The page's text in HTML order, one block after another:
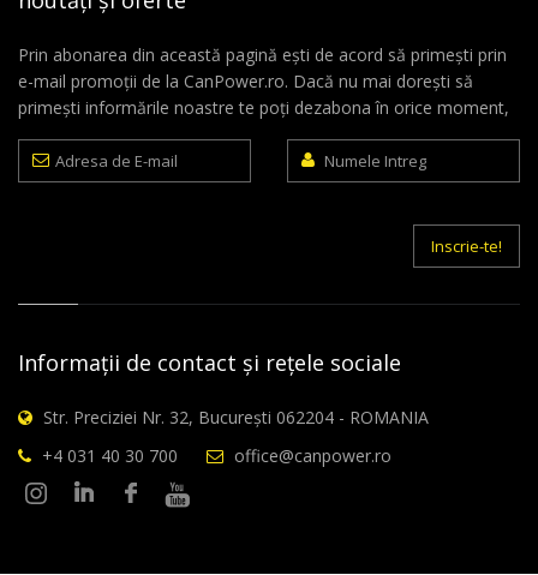
Prin abonarea din această pagină ești de acord să primești prin
e-mail promoții de la CanPower.ro. Dacă nu mai dorești să
primești informările noastre te poți dezabona în orice moment,
Adresa
de
Numele
Intreg
Inscrie-te!
Informații de contact și rețele sociale
Str. Preciziei Nr. 32, București 062204 - ROMANIA
+4 031 40 30 700
office@canpower.ro